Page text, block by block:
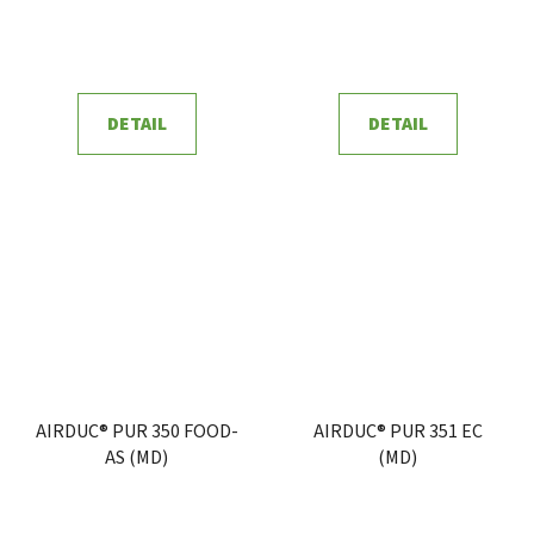
DETAIL DETAIL
AIRDUC® PUR 350 FOOD-
AS (MD)
AIRDUC® PUR 351 EC
(MD)